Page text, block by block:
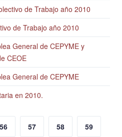
de Trabajo año 2010
de Trabajo año 2010
General de CEPYME y
CEOE
General de CEPYME
en 2010.
56 57 58 59